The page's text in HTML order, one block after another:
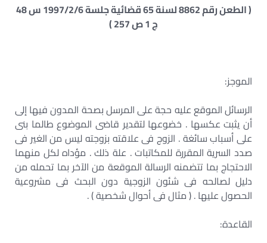
( الطعن رقم 8862 لسنة 65 قضائية جلسة 1997/2/6 س 48
ج 1 ص 257 )
الموجز:
الرسائل الموقع عليه حجة على المرسل بصحة المدون فيها إلى
أن يثبت عكسها . خضوعها لتقدير قاضى الموضوع طالما بنى
على أسباب سائغة . الزوج فى علاقته بزوجته ليس من الغير فى
صدد السرية المقررة للمكاتبات . علة ذلك . مؤداه لكل منهما
الاحتجاج بما تتضمنه الرسالة الموقعة من الآخر بما تحمله من
دليل لصالحه فى شئون الزوجية دون البحث فى مشروعية
الحصول عليها . ( مثال فى أحوال شخصية ) .
القاعدة: